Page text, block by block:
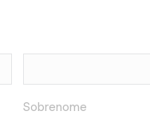
Sobrenome